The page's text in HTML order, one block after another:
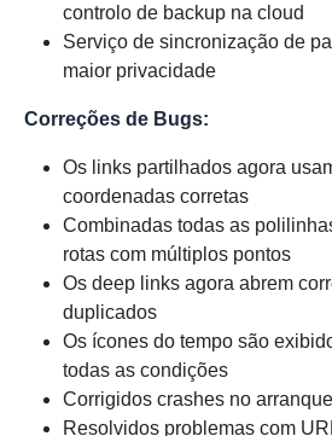
controlo de backup na cloud
Serviço de sincronização de
maior privacidade
Correções de Bugs:
Os links partilhados agora
coordenadas corretas
Combinadas todas as
rotas com múltiplos pontos
Os deep links agora abrem
duplicados
Os ícones do tempo são
todas as condições
Corrigidos crashes no
Resolvidos problemas com